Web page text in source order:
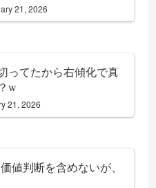
21, 2026
ってたから右傾化で真
w
21, 2026
判断を含めないが、